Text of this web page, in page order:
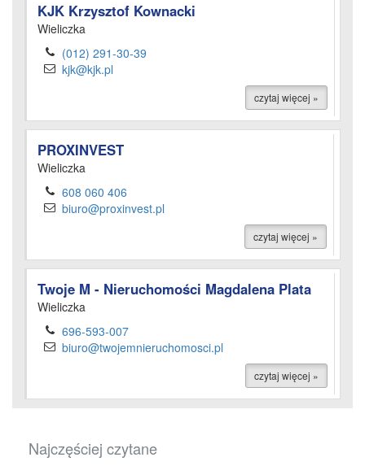
KJK Krzysztof Kownacki
Wieliczka
(012) 291-30-39
kjk@kjk.pl
czytaj więcej »
PROXINVEST
Wieliczka
608 060 406
biuro@proxinvest.pl
czytaj więcej »
Twoje M - Nieruchomości Magdalena Plata
Wieliczka
696-593-007
biuro@twojemnieruchomosci.pl
czytaj więcej »
Najczęściej czytane